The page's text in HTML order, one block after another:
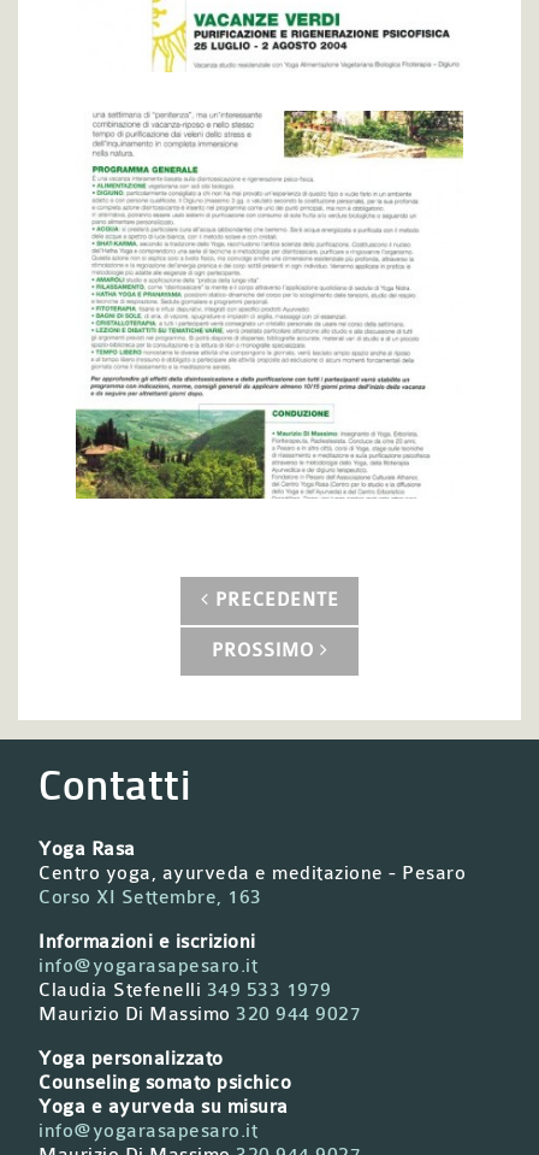
PRECEDENTE
PROSSIMO
Contatti
Yoga Rasa
Centro yoga, ayurveda e meditazione - Pesaro
Corso XI Settembre, 163
Informazioni e iscrizioni
info@yogarasapesaro.it
Claudia Stefenelli 349 533 1979
Maurizio Di Massimo 320 944 9027
Yoga personalizzato
Counseling somato psichico
Yoga e ayurveda su misura
info@yogarasapesaro.it